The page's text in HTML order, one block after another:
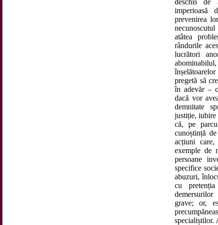
deschis de
imperioasă
prevenirea
atâtea
rândurile
lucrători
pregetă să
în adevăr –
dacă vor
demnitate
justiție, iubire
că, pe
cunoștință
acțiuni
exemple de
persoane
specifice
abuzuri,
cu
grave; or,
specialiștilor.